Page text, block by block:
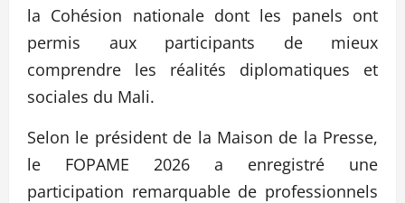
la Cohésion nationale dont les panels ont
permis aux participants de mieux
comprendre les réalités diplomatiques et
sociales du Mali.
Selon le président de la Maison de la Presse,
le FOPAME 2026 a enregistré une
participation remarquable de professionnels